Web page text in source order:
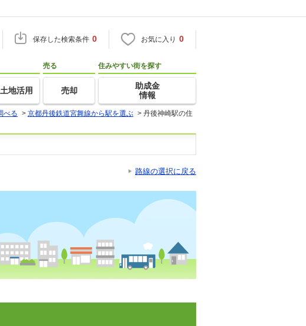
保存した検索条件 0 お気に入り 0
土地活用
売る
売却
住みやすい街を探す
助成金
情報
べる > 京都丹後鉄道宮舞線から駅を選ぶ > 丹後神崎駅の住
路線の選択に戻る